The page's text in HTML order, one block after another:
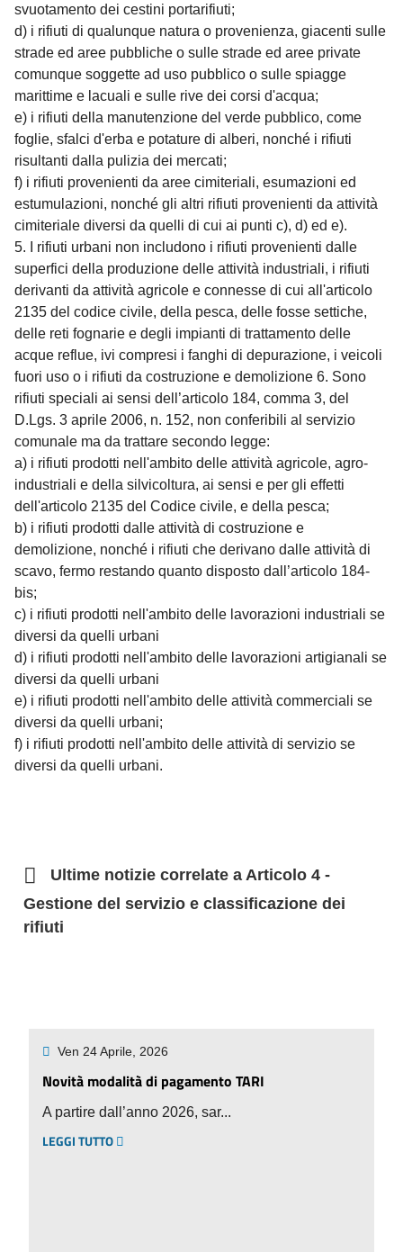
svuotamento dei cestini portarifiuti;
d) i rifiuti di qualunque natura o provenienza, giacenti sulle
strade ed aree pubbliche o sulle strade ed aree private
comunque soggette ad uso pubblico o sulle spiagge
marittime e lacuali e sulle rive dei corsi d'acqua;
e) i rifiuti della manutenzione del verde pubblico, come
foglie, sfalci d'erba e potature di alberi, nonché i rifiuti
risultanti dalla pulizia dei mercati;
f) i rifiuti provenienti da aree cimiteriali, esumazioni ed
estumulazioni, nonché gli altri rifiuti provenienti da attività
cimiteriale diversi da quelli di cui ai punti c), d) ed e).
5. I rifiuti urbani non includono i rifiuti provenienti dalle
superfici della produzione delle attività industriali, i rifiuti
derivanti da attività agricole e connesse di cui all'articolo
2135 del codice civile, della pesca, delle fosse settiche,
delle reti fognarie e degli impianti di trattamento delle
acque reflue, ivi compresi i fanghi di depurazione, i veicoli
fuori uso o i rifiuti da costruzione e demolizione 6. Sono
rifiuti speciali ai sensi dell’articolo 184, comma 3, del
D.Lgs. 3 aprile 2006, n. 152, non conferibili al servizio
comunale ma da trattare secondo legge:
a) i rifiuti prodotti nell'ambito delle attività agricole, agro-
industriali e della silvicoltura, ai sensi e per gli effetti
dell'articolo 2135 del Codice civile, e della pesca;
b) i rifiuti prodotti dalle attività di costruzione e
demolizione, nonché i rifiuti che derivano dalle attività di
scavo, fermo restando quanto disposto dall’articolo 184-
bis;
c) i rifiuti prodotti nell'ambito delle lavorazioni industriali se
diversi da quelli urbani
d) i rifiuti prodotti nell'ambito delle lavorazioni artigianali se
diversi da quelli urbani
e) i rifiuti prodotti nell'ambito delle attività commerciali se
diversi da quelli urbani;
f) i rifiuti prodotti nell'ambito delle attività di servizio se
diversi da quelli urbani.
Ultime notizie correlate a Articolo 4 -
Gestione del servizio e classificazione dei
rifiuti
Ven 24 Aprile, 2026
Novità modalità di pagamento TARI
A partire dall’anno 2026, sar...
LEGGI TUTTO